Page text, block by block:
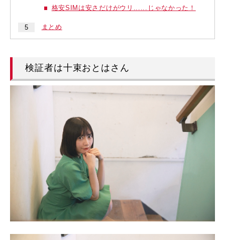
格安SIMは安さだけがウリ......じゃなかった！
まとめ
検証者は十束おとはさん